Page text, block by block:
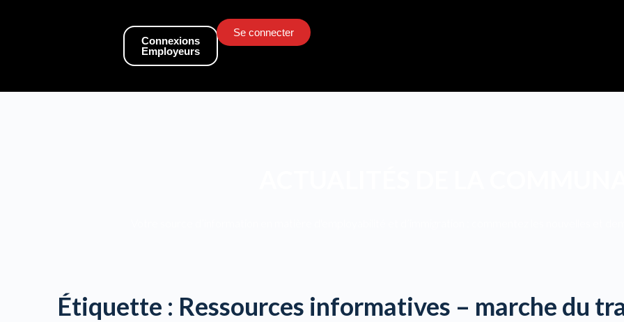
Connexions
Employeurs
Se connecter
Étiquette : Ressources informatives – marche du